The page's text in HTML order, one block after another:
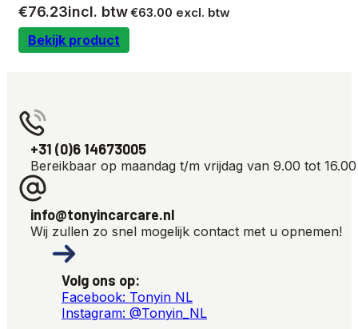
€76.23incl. btw€63.00 excl. btw
Bekijk product
+31 (0)6 14673005
Bereikbaar op maandag t/m vrijdag van 9.00 tot
info@tonyincarcare.nl
Wij zullen zo snel mogelijk contact met u opnemen!
Volg ons op:
Facebook: Tonyin NL
Instagram: @Tonyin_NL